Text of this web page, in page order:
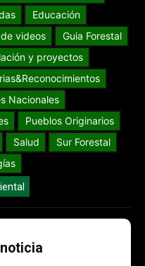
Educación
videos
Guia Forestal
y proyectos
Nacionales
Pueblos Originarios
Salud
Sur Forestal